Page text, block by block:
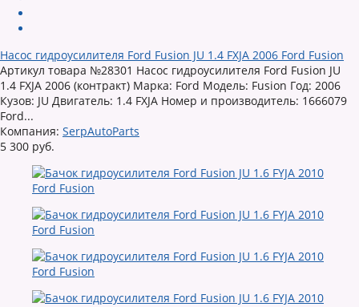
Насос гидроусилителя Ford Fusion JU 1.4 FXJA 2006 Ford Fusion
Артикул товара №28301 Насос гидроусилителя Ford Fusion JU
1.4 FXJA 2006 (контракт) Марка: Ford Модель: Fusion Год: 2006
Кузов: JU Двигатель: 1.4 FXJA Номер и производитель: 1666079
Ford...
Компания: SerpAutoParts
5 300 руб.